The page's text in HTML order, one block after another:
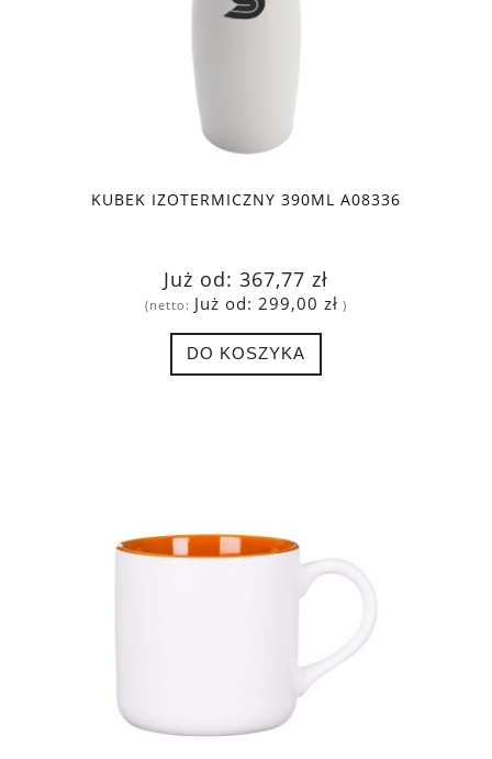
KUBEK IZOTERMICZNY 390ML A08336
Już od: 367,77 zł
(netto: Już od: 299,00 zł )
DO KOSZYKA